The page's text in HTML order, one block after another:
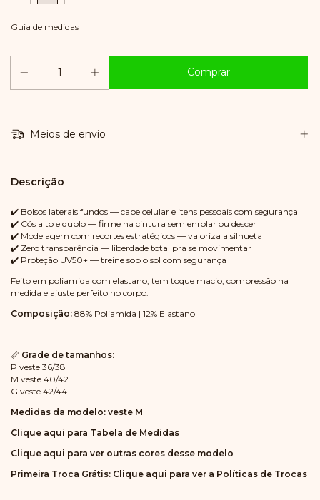
Guia de medidas
Meios de envio
Descrição
✔️ Bolsos laterais fundos — cabe celular e itens pessoais com segurança
✔️ Cós alto e duplo — firme na cintura sem enrolar ou descer
✔️ Modelagem com recortes estratégicos — valoriza a silhueta
✔️ Zero transparência — liberdade total pra se movimentar
✔️ Proteção UV50+ — treine sob o sol com segurança
Feito em poliamida com elastano, tem toque macio, compressão na
medida e ajuste perfeito no corpo.
Composição: 88% Poliamida | 12% Elastano
📏 Grade de tamanhos:
P veste 36/38
M veste 40/42
G veste 42/44
Medidas da modelo: veste M
Clique aqui para Tabela de Medidas
Clique aqui para ver outras cores desse modelo
Primeira Troca Grátis: Clique aqui para ver a Políticas de Trocas